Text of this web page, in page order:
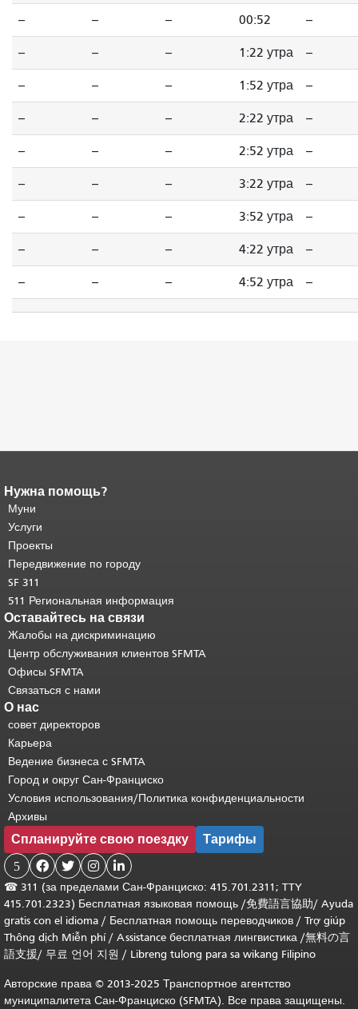
-- -- -- 00:52 --
-- -- -- 1:22 утра --
-- -- -- 1:52 утра --
-- -- -- 2:22 утра --
-- -- -- 2:52 утра --
-- -- -- 3:22 утра --
-- -- -- 3:52 утра --
-- -- -- 4:22 утра --
-- -- -- 4:52 утра --
Конец содержимого
страницы.
страницы повторяется на каждой
странице.
основного содержимого .
Нужна помощь?
Муни
Услуги
Проекты
Передвижение по городу
SF 311
511 Региональная информация
Оставайтесь на связи
Жалобы на дискриминацию
Центр обслуживания клиентов SFMTA
Офисы SFMTA
Связаться с нами
О нас
совет директоров
Карьера
Ведение бизнеса с SFMTA
Город и округ Сан-Франциско
Условия использования/Политика конфиденциальности
Архивы
Спланируйте свою поездку Тарифы
5    
☎ 311 (за пределами Сан-Франциско: 415.701.2311; TTY
415.701.2323) Бесплатная языковая помощь /免費語言協助/ Ayuda
gratis con el idioma / Бесплатная помощь переводчиков / Trợ giúp
Thông dịch Miễn phí/ Assistance бесплатная лингвистика /無料の言
語支援/ 무료 언어 지원 / Libreng tulong para sa wikang Filipino
Авторские права © 2013-2025 Транспортное агентство
муниципалитета Сан-Франциско (SFMTA). Все права защищены.